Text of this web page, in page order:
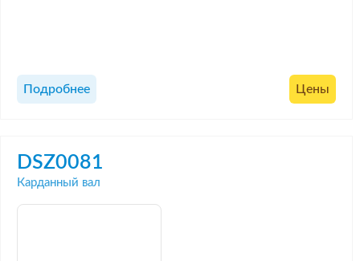
Подробнее Цены
DSZ0081
Карданный вал